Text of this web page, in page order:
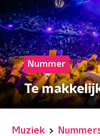
Nummer
Te
Muziek